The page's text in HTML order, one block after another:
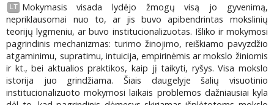
LT
Mokymasis visada lydėjo žmogų visą jo gyvenimą,
nepriklausomai nuo to, ar jis buvo apibendrintas mokslinių
teorijų lygmeniu, ar buvo institucionalizuotas. Išliko ir mokymosi
pagrindinis mechanizmas: turimo žinojimo, reiškiamo pavyzdžio
atgaminimu, supratimu, intuicija, empirinėmis ar mokslo žiniomis
ir kt., bei aktualios praktikos, kaip jį taikyti, ryšys. Visa mokslo
istorija juo grindžiama. Šiais daugelyje šalių visuotinio
institucionalizuoto mokymosi laikais problemos dažniausiai kyla